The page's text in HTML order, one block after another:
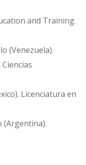
and Training.
(Venezuela).
Licenciatura en
(Argentina).